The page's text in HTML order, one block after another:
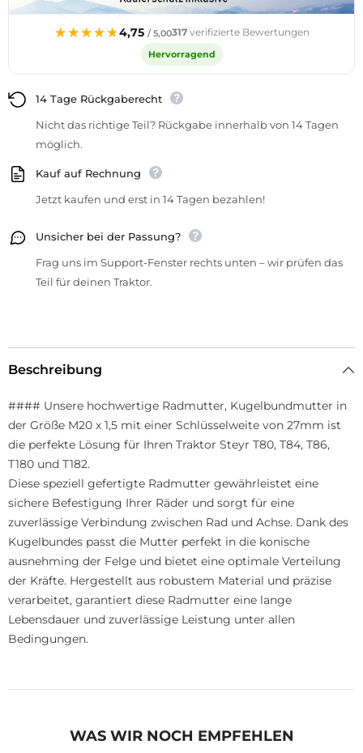
★★★★★
★★★★★4,75 / 5,00317verifizierte Bewertungen
Hervorragend
14 Tage Rückgaberecht
Nicht das richtige Teil? Rückgabe innerhalb von 14 Tagen
möglich.
Kauf auf Rechnung
Jetzt kaufen und erst in 14 Tagen bezahlen!
Unsicher bei der Passung?
Frag uns im Support-Fenster rechts unten – wir prüfen das
Teil für deinen Traktor.
Beschreibung
#### Unsere hochwertige Radmutter, Kugelbundmutter in
der Größe M20 x 1,5 mit einer Schlüsselweite von 27mm ist
die perfekte Lösung für Ihren Traktor Steyr T80, T84, T86,
T180 und T182.
Diese speziell gefertigte Radmutter gewährleistet eine
sichere Befestigung Ihrer Räder und sorgt für eine
zuverlässige Verbindung zwischen Rad und Achse. Dank des
Kugelbundes passt die Mutter perfekt in die konische
ausnehming der Felge und bietet eine optimale Verteilung
der Kräfte. Hergestellt aus robustem Material und präzise
verarbeitet, garantiert diese Radmutter eine lange
Lebensdauer und zuverlässige Leistung unter allen
Bedingungen.
WAS WIR NOCH EMPFEHLEN